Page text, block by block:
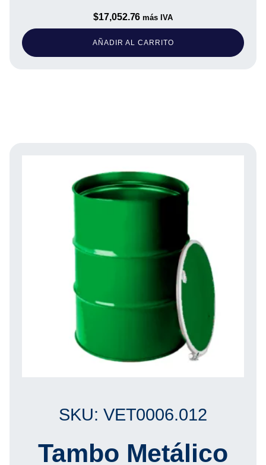
$17,052.76 más IVA
AÑADIR AL CARRITO
SKU: VET0006.012
Tambo Metálico